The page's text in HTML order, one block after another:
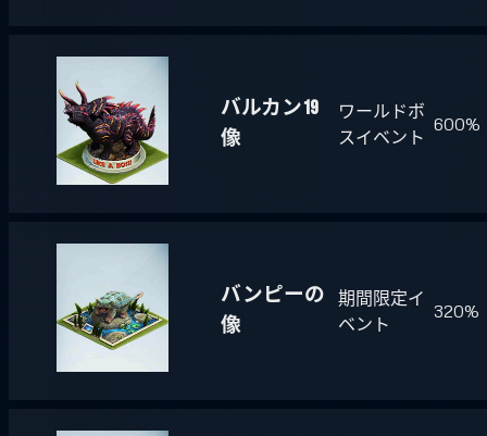
バルカン19
像
ワールドボ
スイベント
600%
バンピーの
像
期間限定イ
ベント
320%